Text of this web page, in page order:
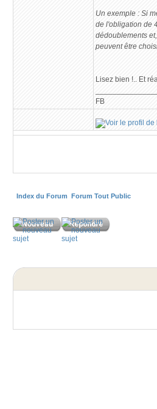
Un exemple : Si
de l'obligation de
dédoublements
peuvent être
Lisez bien !.. Et
FB
Index du Forum Forum Tout Public